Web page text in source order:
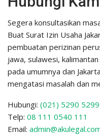
Segera konsultasikan
Buat Surat Izin Usaha
pembuatan perizinan
jawa, sulawesi,
pada umumnya dan
mengatasi masalah dan
Hubungi: (021) 5290 5299
Telp: 08 111 0540 111
Email: